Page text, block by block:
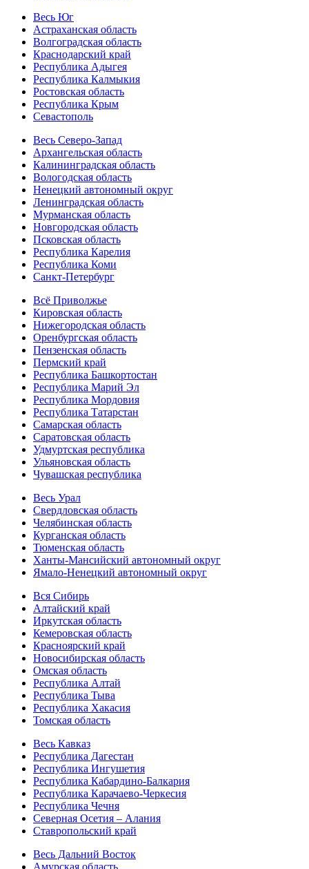
Весь Юг
Астраханская область
Волгоградская область
Краснодарский край
Республика Адыгея
Республика Калмыкия
Ростовская область
Республика Крым
Севастополь
Весь Северо-Запад
Архангельская область
Калининградская область
Вологодская область
Ненецкий автономный округ
Ленинградская область
Мурманская область
Новгородская область
Псковская область
Республика Карелия
Республика Коми
Санкт-Петербург
Всё Приволжье
Кировская область
Нижегородская область
Оренбургская область
Пензенская область
Пермский край
Республика Башкортостан
Республика Марий Эл
Республика Мордовия
Республика Татарстан
Самарская область
Саратовская область
Удмуртская республика
Ульяновская область
Чувашская республика
Весь Урал
Свердловская область
Челябинская область
Курганская область
Тюменская область
Ханты-Мансийский автономный округ
Ямало-Ненецкий автономный округ
Вся Сибирь
Алтайский край
Иркутская область
Кемеровская область
Красноярский край
Новосибирская область
Омская область
Республика Алтай
Республика Тыва
Республика Хакасия
Томская область
Весь Кавказ
Республика Дагестан
Республика Ингушетия
Республика Кабардино-Балкария
Республика Карачаево-Черкесия
Республика Чечня
Северная Осетия – Алания
Ставропольский край
Весь Дальний Восток
Амурская область